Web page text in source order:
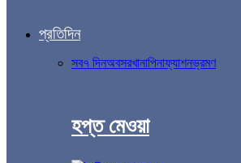
প্রতিদিন
সব৭ দিনঅবসরখানাপিনাফ্যাশনভ্রমণ
হপ্ত মেওয়া